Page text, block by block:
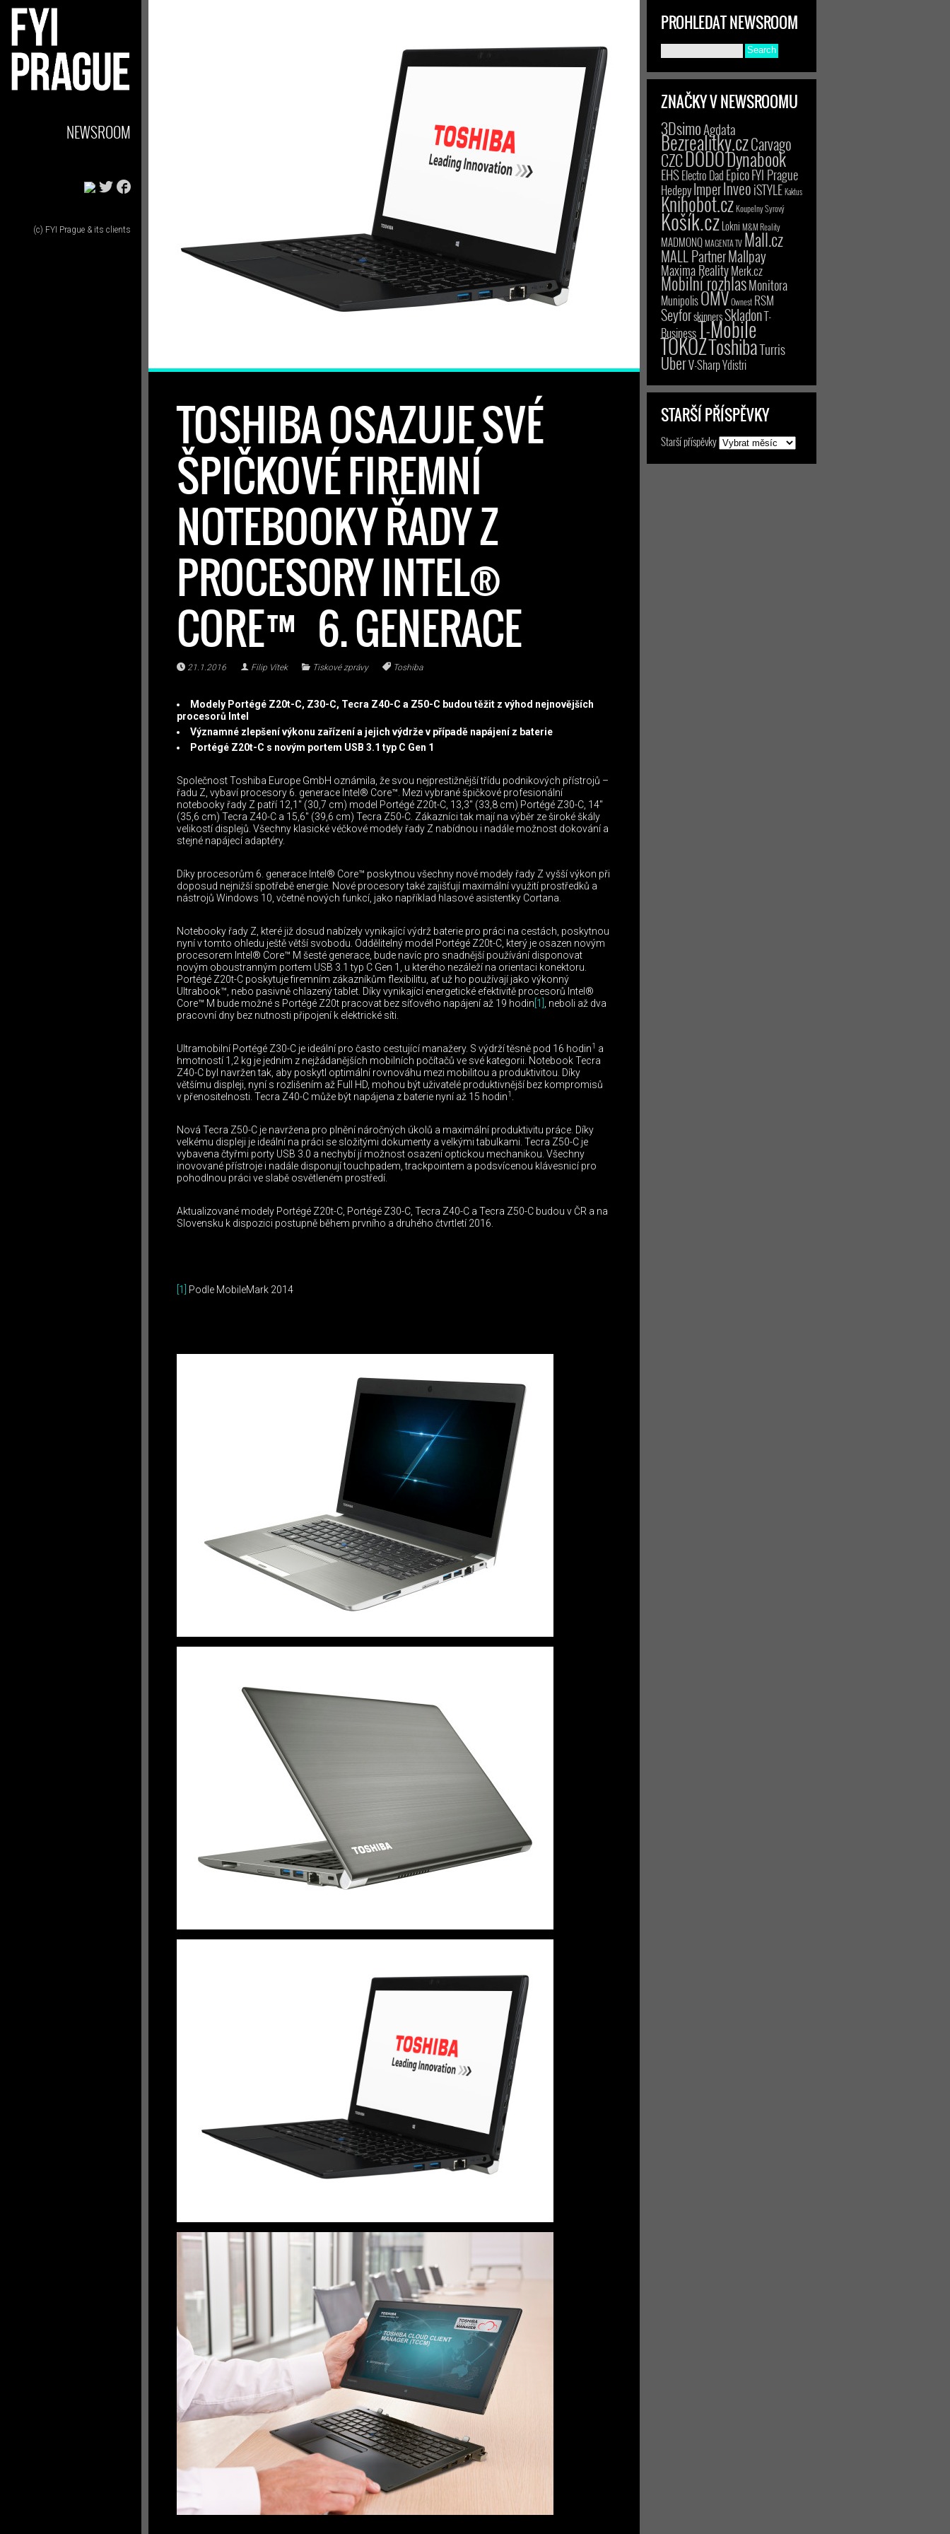
NEWSROOM
(c) FYI Prague & its clients
TOSHIBA OSAZUJE SVÉ
ŠPIČKOVÉ FIREMNÍ
NOTEBOOKY ŘADY Z
PROCESORY INTEL®
CORE™ 6. GENERACE
21.1.2016 Filip Vítek Tiskové zprávy Toshiba
Modely Portégé Z20t-C, Z30-C, Tecra Z40-C a Z50-C budou těžit z výhod nejnovějších
procesorů Intel
Významné zlepšení výkonu zařízení a jejich výdrže v případě napájení z baterie
Portégé Z20t-C s novým portem USB 3.1 typ C Gen 1
Společnost Toshiba Europe GmbH oznámila, že svou nejprestižnější třídu podnikových přístrojů –
řadu Z, vybaví procesory 6. generace Intel® Core™. Mezi vybrané špičkové profesionální
notebooky řady Z patří 12,1″ (30,7 cm) model Portégé Z20t-C, 13,3″ (33,8 cm) Portégé Z30-C, 14″
(35,6 cm) Tecra Z40-C a 15,6″ (39,6 cm) Tecra Z50-C. Zákazníci tak mají na výběr ze široké škály
velikostí displejů. Všechny klasické véčkové modely řady Z nabídnou i nadále možnost dokování a
stejné napájecí adaptéry.
Díky procesorům 6. generace Intel® Core™ poskytnou všechny nové modely řady Z vyšší výkon při
doposud nejnižší spotřebě energie. Nové procesory také zajišťují maximální využití prostředků a
nástrojů Windows 10, včetně nových funkcí, jako například hlasové asistentky Cortana.
Notebooky řady Z, které již dosud nabízely vynikající výdrž baterie pro práci na cestách, poskytnou
nyní v tomto ohledu ještě větší svobodu. Oddělitelný model Portégé Z20t-C, který je osazen novým
procesorem Intel® Core™ M šesté generace, bude navíc pro snadnější používání disponovat
novým oboustranným portem USB 3.1 typ C Gen 1, u kterého nezáleží na orientaci konektoru.
Portégé Z20t-C poskytuje firemním zákazníkům flexibilitu, ať už ho používají jako výkonný
Ultrabook™, nebo pasivně chlazený tablet. Díky vynikající energetické efektivitě procesorů Intel®
Core™ M bude možné s Portégé Z20t pracovat bez síťového napájení až 19 hodin [1]
, neboli až dva
pracovní dny bez nutnosti připojení k elektrické síti.
Ultramobilní Portégé Z30-C je ideální pro často cestující manažery. S výdrží těsně pod 16 hodin1 a
hmotností 1,2 kg je jedním z nejžádanějších mobilních počítačů ve své kategorii. Notebook Tecra
Z40-C byl navržen tak, aby poskytl optimální rovnováhu mezi mobilitou a produktivitou. Díky
většímu displeji, nyní s rozlišením až Full HD, mohou být uživatelé produktivnější bez kompromisů
v přenositelnosti. Tecra Z40-C může být napájena z baterie nyní až 15 hodin1
Nová Tecra Z50-C je navržena pro plnění náročných úkolů a maximální produktivitu práce. Díky
velkému displeji je ideální na práci se složitými dokumenty a velkými tabulkami. Tecra Z50-C je
vybavena čtyřmi porty USB 3.0 a nechybí jí možnost osazení optickou mechanikou. Všechny
inovované přístroje i nadále disponují touchpadem, trackpointem a podsvícenou klávesnicí pro
pohodlnou práci ve slabě osvětleném prostředí.
Aktualizované modely Portégé Z20t-C, Portégé Z30-C, Tecra Z40-C a Tecra Z50-C budou v ČR a na
Slovensku k dispozici postupně během prvního a druhého čtvrtletí 2016.
[1] Podle MobileMark 2014
PROHLEDAT NEWSROOM
ZNAČKY V NEWSROOMU
3DsimoAgdata
Bezrealitky.czCarvago
CZCDODODynabook
EHSElectro Dad EpicoFYI Prague
HedepyImperInveoiSTYLEKaktus
Knihobot.czKoupelny Syrový
Košík.czLokni M&M Reality
MADMONQMAGENTA TV Mall.cz
MALL PartnerMallpay
Maxima RealityMerk.cz
Mobilní rozhlasMonitora
MunipolisOMVOwnest RSM
SeyforskinnersSkladonT-
BusinessT-Mobile
TOKOZToshibaTurris
UberV-SharpYdistri
STARŠÍ PŘÍSPĚVKY
Starší příspěvky